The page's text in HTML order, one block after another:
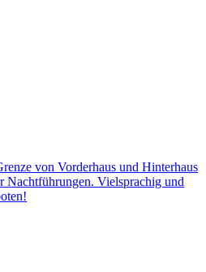
von Vorderhaus und Hinterhaus
Nachtführungen. Vielsprachig und